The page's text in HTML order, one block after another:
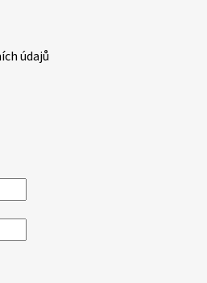
údajů